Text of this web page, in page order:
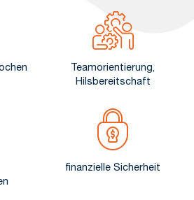
Teamorientierung,
Hilsbereitschaft
finanzielle Sicherheit